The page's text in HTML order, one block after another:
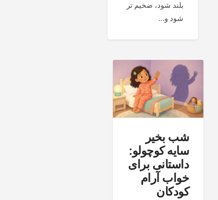
بلند شود، ضخیم تر
شود و...
شب بخیر
سایه کوچولو:
داستانی برای
خواب آرام
کودکان